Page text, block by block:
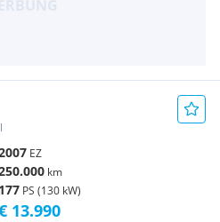
EZ
km
177 PS (130 kW)
13.990